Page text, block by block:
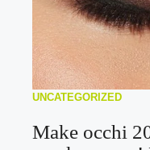
UNCATEGORIZED
Make occhi